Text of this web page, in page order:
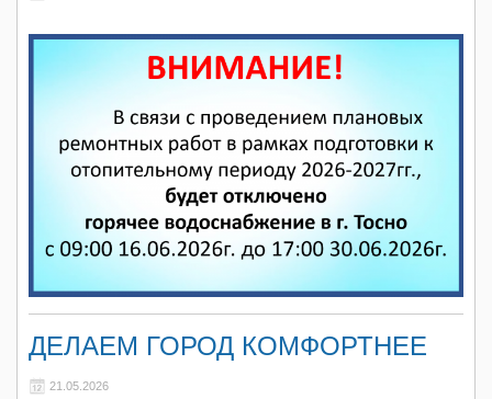
ДЕЛАЕМ ГОРОД КОМФОРТНЕЕ
21.05.2026